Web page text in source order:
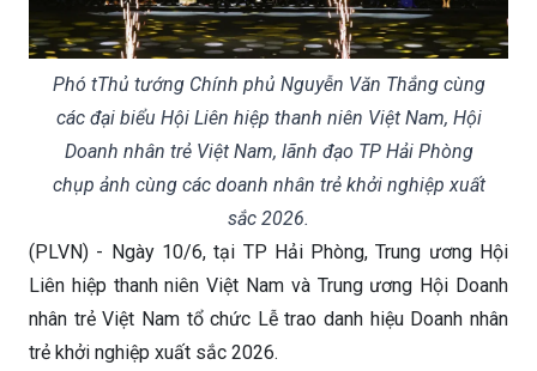
Phó tThủ tướng Chính phủ Nguyễn Văn Thắng cùng
các đại biểu Hội Liên hiệp thanh niên Việt Nam, Hội
Doanh nhân trẻ Việt Nam, lãnh đạo TP Hải Phòng
chụp ảnh cùng các doanh nhân trẻ khởi nghiệp xuất
sắc 2026.
(PLVN) - Ngày 10/6, tại TP Hải Phòng, Trung ương Hội
Liên hiệp thanh niên Việt Nam và Trung ương Hội Doanh
nhân trẻ Việt Nam tổ chức Lễ trao danh hiệu Doanh nhân
trẻ khởi nghiệp xuất sắc 2026.